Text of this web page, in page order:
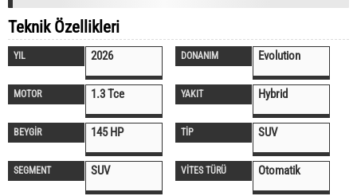
Teknik Özellikleri
YIL 2026 DONANIM Evolution
MOTOR 1.3 Tce YAKIT Hybrid
BEYGİR 145 HP TİP SUV
SEGMENT SUV VİTES TÜRÜ Otomatik